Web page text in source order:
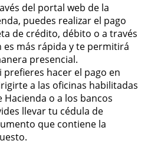
del portal web de la
puedes realizar el pago
de crédito, débito o a través
es más rápida y te permitirá
presencial.
prefieres hacer el pago en
a las oficinas habilitadas
Hacienda o a los bancos
llevar tu cédula de
que contiene la